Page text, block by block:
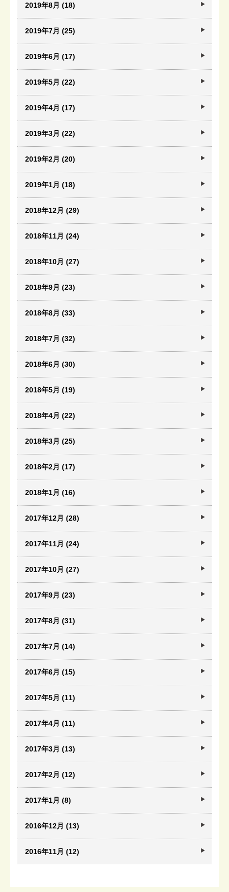
2019年8月 (18)
2019年7月 (25)
2019年6月 (17)
2019年5月 (22)
2019年4月 (17)
2019年3月 (22)
2019年2月 (20)
2019年1月 (18)
2018年12月 (29)
2018年11月 (24)
2018年10月 (27)
2018年9月 (23)
2018年8月 (33)
2018年7月 (32)
2018年6月 (30)
2018年5月 (19)
2018年4月 (22)
2018年3月 (25)
2018年2月 (17)
2018年1月 (16)
2017年12月 (28)
2017年11月 (24)
2017年10月 (27)
2017年9月 (23)
2017年8月 (31)
2017年7月 (14)
2017年6月 (15)
2017年5月 (11)
2017年4月 (11)
2017年3月 (13)
2017年2月 (12)
2017年1月 (8)
2016年12月 (13)
2016年11月 (12)